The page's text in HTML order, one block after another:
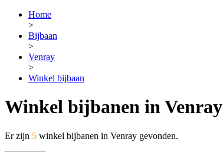
Home
>
Bijbaan
>
Venray
>
Winkel bijbaan
Winkel bijbanen in Venray
Er zijn 5 winkel bijbanen in Venray gevonden.